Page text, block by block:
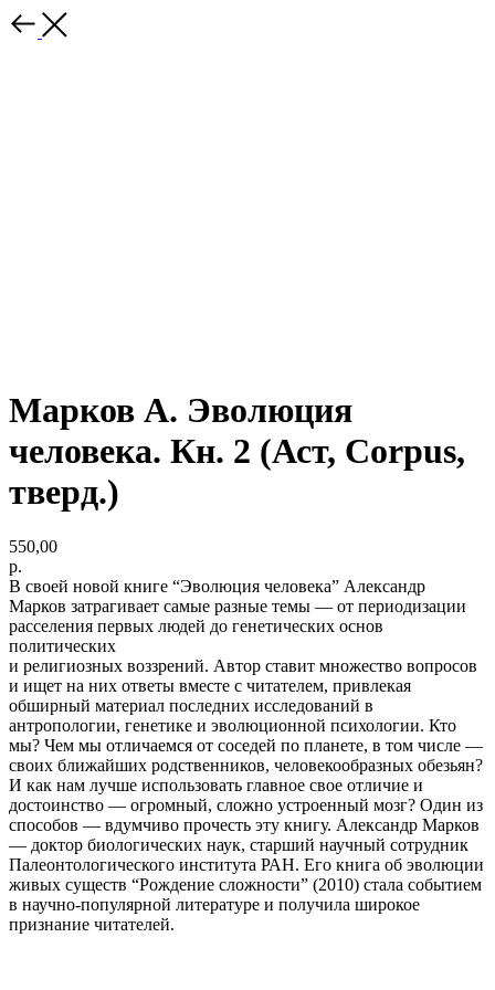
Марков А. Эволюция
человека. Кн. 2 (Аст, Corpus,
тверд.)
550,00
р.
В своей новой книге “Эволюция человека” Александр
Марков затрагивает самые разные темы — от периодизации
расселения первых людей до генетических основ
политических
и религиозных воззрений. Автор ставит множество вопросов
и ищет на них ответы вместе с читателем, привлекая
обширный материал последних исследований в
антропологии, генетике и эволюционной психологии. Кто
мы? Чем мы отличаемся от соседей по планете, в том числе —
своих ближайших родственников, человекообразных обезьян?
И как нам лучше использовать главное свое отличие и
достоинство — огромный, сложно устроенный мозг? Один из
способов — вдумчиво прочесть эту книгу. Александр Марков
— доктор биологических наук, старший научный сотрудник
Палеонтологического института РАН. Его книга об эволюции
живых существ “Рождение сложности” (2010) стала событием
в научно-популярной литературе и получила широкое
признание читателей.